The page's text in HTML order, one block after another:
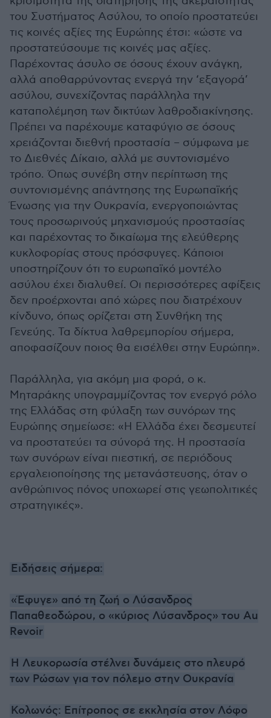
του Συστήματος Ασύλου, το οποίο προστατεύει
τις κοινές αξίες της Ευρώπης έτσι: «ώστε να
προστατεύσουμε τις κοινές μας αξίες.
Παρέχοντας άσυλο σε όσους έχουν ανάγκη,
αλλά αποθαρρύνοντας ενεργά την ‘εξαγορά’
ασύλου, συνεχίζοντας παράλληλα την
καταπολέμηση των δικτύων λαθροδιακίνησης.
Πρέπει να παρέχουμε καταφύγιο σε όσους
χρειάζονται διεθνή προστασία – σύμφωνα με
το Διεθνές Δίκαιο, αλλά με συντονισμένο
τρόπο. Όπως συνέβη στην περίπτωση της
συντονισμένης απάντησης της Ευρωπαϊκής
Ένωσης για την Ουκρανία, ενεργοποιώντας
τους προσωρινούς μηχανισμούς προστασίας
και παρέχοντας το δικαίωμα της ελεύθερης
κυκλοφορίας στους πρόσφυγες. Κάποιοι
υποστηρίζουν ότι το ευρωπαϊκό μοντέλο
ασύλου έχει διαλυθεί. Οι περισσότερες αφίξεις
δεν προέρχονται από χώρες που διατρέχουν
κίνδυνο, όπως ορίζεται στη Συνθήκη της
Γενεύης. Τα δίκτυα λαθρεμπορίου σήμερα,
αποφασίζουν ποιος θα εισέλθει στην Ευρώπη».
Παράλληλα, για ακόμη μια φορά, ο κ.
Μηταράκης υπογραμμίζοντας τον ενεργό ρόλο
της Ελλάδας στη φύλαξη των συνόρων της
Ευρώπης σημείωσε: «Η Ελλάδα έχει δεσμευτεί
να προστατεύει τα σύνορά της. Η προστασία
των συνόρων είναι πιεστική, σε περιόδους
εργαλειοποίησης της μετανάστευσης, όταν ο
ανθρώπινος πόνος υποχωρεί στις γεωπολιτικές
στρατηγικές».
Ειδήσεις σήμερα:
«Έφυγε» από τη ζωή ο Λύσανδρος
Παπαθεοδώρου, ο «κύριος Λύσανδρος» του Au
Revoir
Η Λευκορωσία στέλνει δυνάμεις στο πλευρό
των Ρώσων για τον πόλεμο στην Ουκρανία
Κολωνός: Επίτροπος σε εκκλησία στον Λόφο